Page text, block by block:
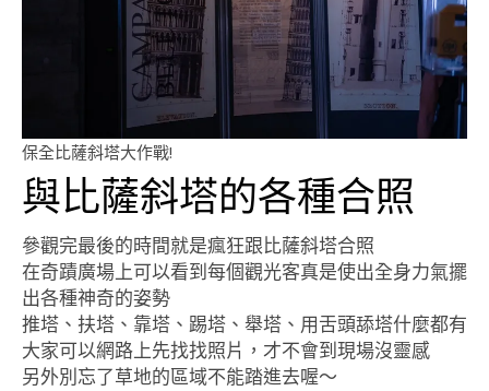
保全比薩斜塔大作戰!
與比薩斜塔的各種合照
參觀完最後的時間就是瘋狂跟比薩斜塔合照
在奇蹟廣場上可以看到每個觀光客真是使出全身力氣擺
出各種神奇的姿勢
推塔、扶塔、靠塔、踢塔、舉塔、用舌頭舔塔什麼都有
大家可以網路上先找找照片，才不會到現場沒靈感
另外別忘了草地的區域不能踏進去喔～